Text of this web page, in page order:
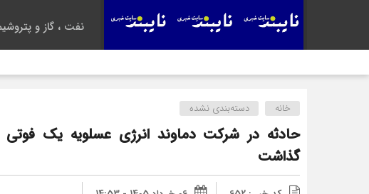
نفت ، گاز و
خانه دسته‌بندی نشده
گذاشت